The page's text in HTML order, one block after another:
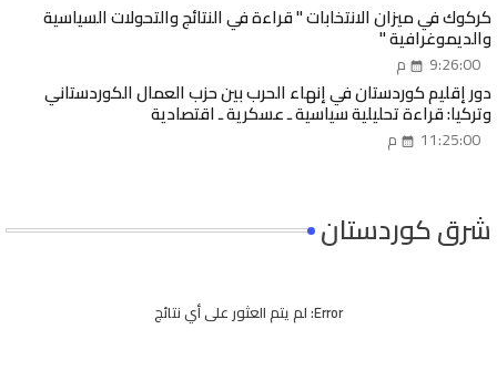
كركوك في ميزان الانتخابات " قراءة في النتائج والتحولات السياسية
والديموغرافية "
9:26:00 م
دور إقليم كوردستان في إنهاء الحرب بين حزب العمال الكوردستاني
وتركيا: قراءة تحليلية سياسية ـ عسكرية ـ اقتصادية
11:25:00 م
شرق كوردستان
Error: لم يتم العثور على أي نتائج